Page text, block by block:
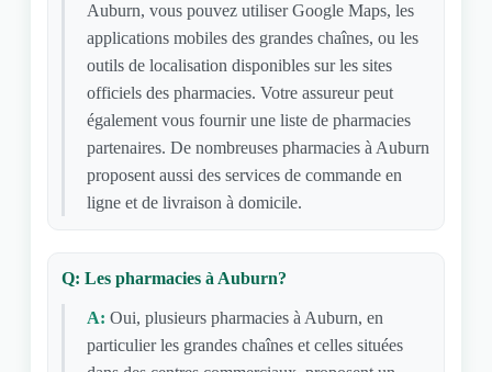
Auburn, vous pouvez utiliser Google Maps, les
applications mobiles des grandes chaînes, ou les
outils de localisation disponibles sur les sites
officiels des pharmacies. Votre assureur peut
également vous fournir une liste de pharmacies
partenaires. De nombreuses pharmacies à Auburn
proposent aussi des services de commande en
ligne et de livraison à domicile.
Q: Les pharmacies à Auburn?
A: Oui, plusieurs pharmacies à Auburn, en
particulier les grandes chaînes et celles situées